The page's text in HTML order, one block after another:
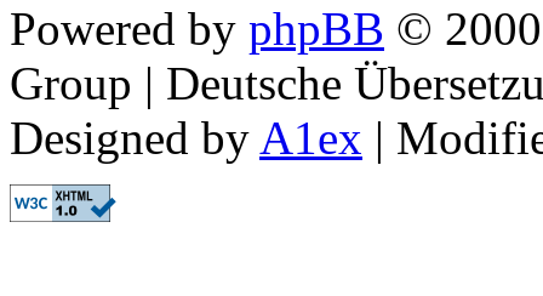
Powered by phpBB ©
Group | Deutsche
Designed by A1ex |